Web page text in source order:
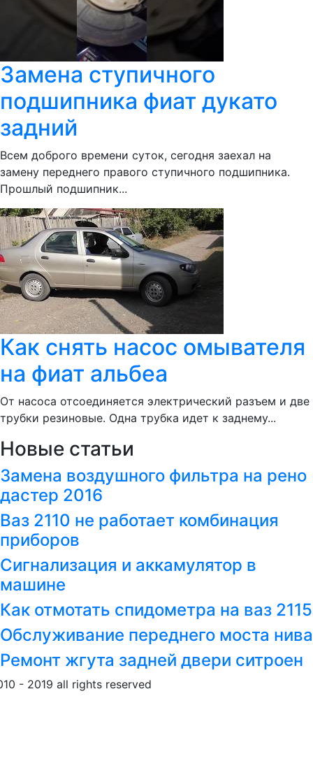
Замена ступичного
подшипника фиат дукато
задний
Всем доброго времени суток, сегодня заехал на
замену переднего правого ступичного подшипника.
Прошлый подшипник...
Как снять насос омывателя
на фиат альбеа
От насоса отсоединяется электрический разъем и две
трубки резиновые. Одна трубка идет к заднему...
Новые статьи
Замена воздушного фильтра на рено
дастер 2016
Ваз 2110 не работает комбинация
приборов
Сигнализация и аккамулятор в
машине
Как отмотать спидометра на ваз 2115
Обслуживание переднего моста нива
Ремонт жгута задней двери ситроен
- 2019 all rights reserved